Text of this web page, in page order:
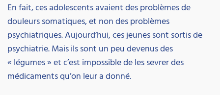
En fait, ces adolescents avaient des problèmes de
douleurs somatiques, et non des problèmes
psychiatriques. Aujourd’hui, ces jeunes sont sortis de
psychiatrie. Mais ils sont un peu devenus des
« légumes » et c’est impossible de les sevrer des
médicaments qu’on leur a donné.